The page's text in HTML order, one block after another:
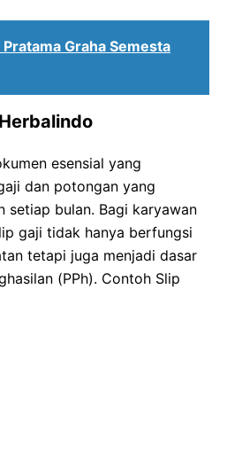
Pratama Graha Semesta
esensial yang
dan potongan yang
setiap bulan. Bagi karyawan
gaji tidak hanya berfungsi
tetapi juga menjadi dasar
(PPh). Contoh Slip